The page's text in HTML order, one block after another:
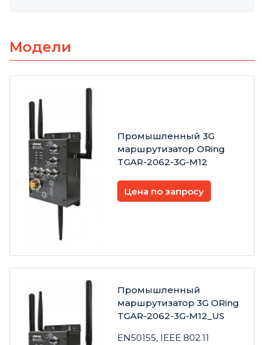
Модели
Промышленный 3G
маршрутизатор ORing
TGAR-2062-3G-M12
Цена по запросу
Промышленный
маршрутизатор 3G ORing
TGAR-2062-3G-M12_US
EN50155, IEEE 802.11